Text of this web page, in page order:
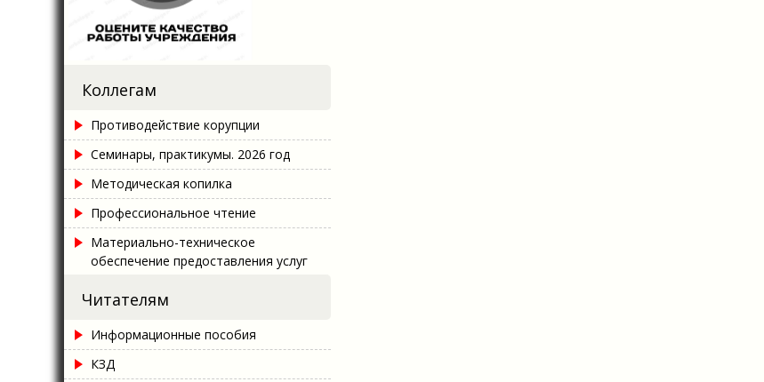
Коллегам
Противодействие корупции
Семинары, практикумы. 2026 год
Методическая копилка
Профессиональное чтение
Материально-техническое
обеспечение предоставления услуг
Читателям
Информационные пособия
КЗД